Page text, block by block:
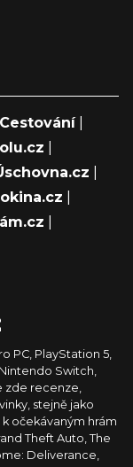
Cestování|
PC, PlayStation 5,
Switch,
zde recenze,
stejně jako
očekávaným hrám
Theft Auto, The
Deliverance,